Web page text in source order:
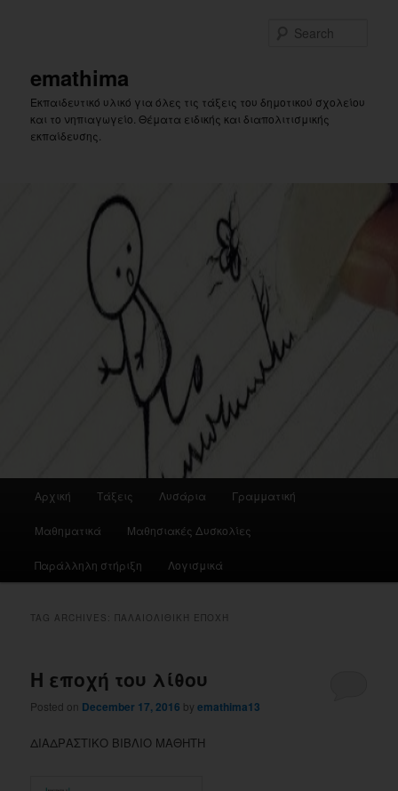
emathima
Εκπαιδευτικό υλικό για όλες τις τάξεις του δημοτικού σχολείου
και το νηπιαγωγείο. Θέματα ειδικής και διαπολιτισμικής
εκπαίδευσης.
Αρχική Τάξεις Λυσάρια Γραμματική
Μαθηματικά Μαθησιακές Δυσκολίες
Παράλληλη στήριξη Λογισμικά
TAG ARCHIVES: ΠΑΛΑΙΟΛΙΘΙΚΉ ΕΠΟΧΉ
Η εποχή του λίθου
Posted on December 17, 2016 byemathima13
ΔΙΑΔΡΑΣΤΙΚΟ ΒΙΒΛΙΟ ΜΑΘΗΤΗ